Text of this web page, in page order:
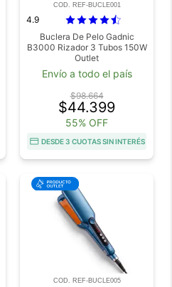
COD. REF-BUCLE001
4.9
Buclera De Pelo Gadnic
B3000 Rizador 3 Tubos 150W
Outlet
Envío a todo el país
$98.664
$44.399
55% OFF
DESDE 3 CUOTAS SIN INTERÉS
COD. REF-BUCLE005